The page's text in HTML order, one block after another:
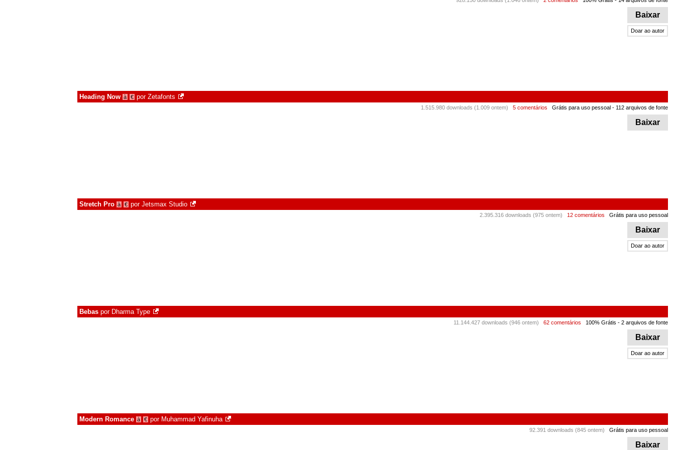
Baixar
Doar ao autor
Heading Now à € por Zetafonts
1.515.980 downloads (1.009 ontem) 5 comentários Grátis para uso pessoal - 112 arquivos de fonte
Baixar
Stretch Pro à € por Jetsmax Studio
2.395.316 downloads (975 ontem) 12 comentários Grátis para uso pessoal
Baixar
Doar ao autor
Bebas por Dharma Type
11.144.427 downloads (946 ontem) 62 comentários 100% Grátis - 2 arquivos de fonte
Baixar
Doar ao autor
Modern Romance à € por Muhammad Yafinuha
92.391 downloads (845 ontem) Grátis para uso pessoal
Baixar